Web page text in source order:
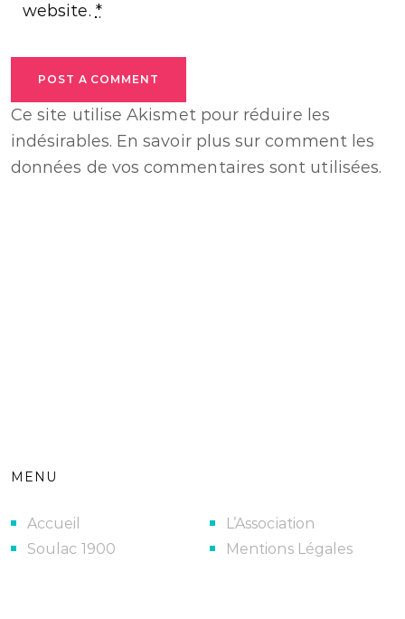
website. *
POST A COMMENT
Ce site utilise Akismet pour réduire les
indésirables. En savoir plus sur comment les
données de vos commentaires sont utilisées.
MENU
Accueil
Soulac 1900
L’Association
Mentions Légales